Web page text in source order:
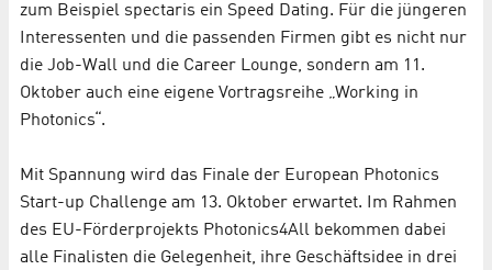
zum Beispiel spectaris ein Speed Dating. Für die jüngeren
Interessenten und die passenden Firmen gibt es nicht nur
die Job-Wall und die Career Lounge, sondern am 11.
Oktober auch eine eigene Vortragsreihe „Working in
Photonics“.
Mit Spannung wird das Finale der European Photonics
Start-up Challenge am 13. Oktober erwartet. Im Rahmen
des EU-Förderprojekts Photonics4All bekommen dabei
alle Finalisten die Gelegenheit, ihre Geschäftsidee in drei